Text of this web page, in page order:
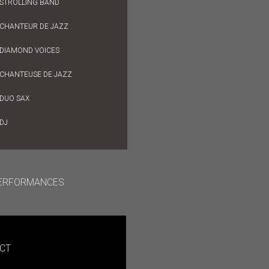
STROLLING BAND
CHANTEUR DE JAZZ
DIAMOND VOICES
CHANTEUSE DE JAZZ
DUO SAX
DJ